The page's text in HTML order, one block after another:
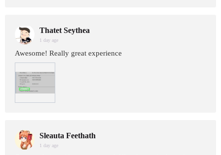
Thatet Seythea
1 day age
Awesome! Really great experience
Sleauta Feethath
1 day age